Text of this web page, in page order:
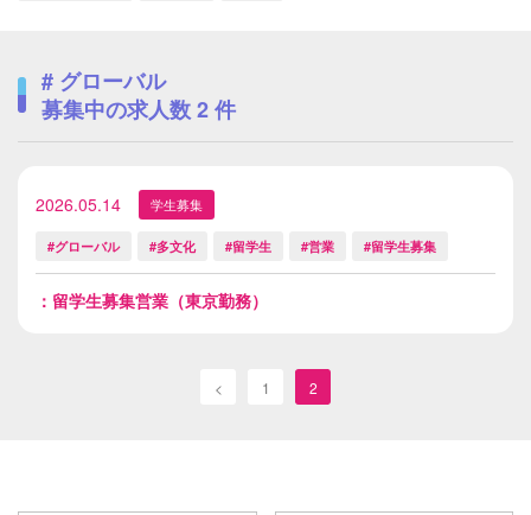
# グローバル
募集中の求人数2件
2026.05.14 学生募集
#グローバル #多文化 #留学生 #営業 #留学生募集
：留学生募集営業（東京勤務）
< 1 2